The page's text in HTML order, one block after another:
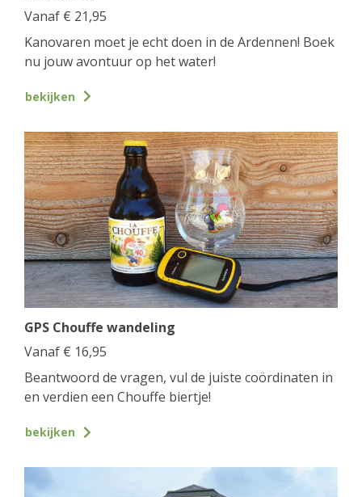
Vanaf € 21,95
Kanovaren moet je echt doen in de Ardennen! Boek
nu jouw avontuur op het water!
bekijken
GPS Chouffe wandeling
Vanaf € 16,95
Beantwoord de vragen, vul de juiste coördinaten in
en verdien een Chouffe biertje!
bekijken